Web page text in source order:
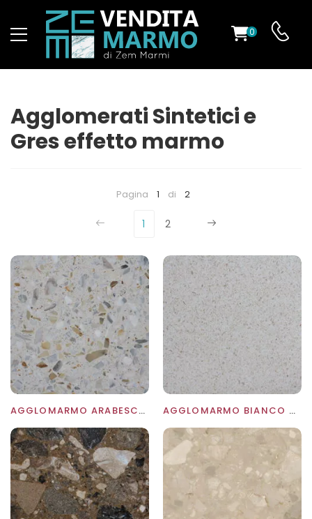
0
Agglomerati Sintetici e
Gres effetto marmo
Pagina 1 di 2
1 2
AGGLOMARMO ARABESCATO BIANCO AGGLOMARMO BIANCO AVORIO